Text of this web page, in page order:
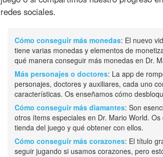
redes sociales.
Cómo conseguir más monedas: El nuevo
tiene varias monedas y elementos de
qué manera conseguir más monedas en Dr.
Más personajes o doctores: La app de
personajes, doctores y auxiliares, cada uno
características. Os enseñamos cómo
Cómo conseguir más diamantes: Son
otros ítems especiales en Dr. Mario World.
tienda del juego y qué obtener con ellos.
Cómo conseguir más corazones: El título
seguir jugando si usamos corazones, pero